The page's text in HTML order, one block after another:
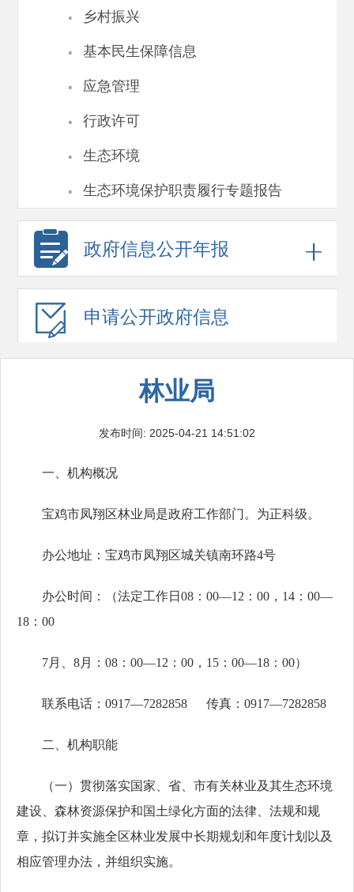
· 乡村振兴
· 基本民生保障信息
· 应急管理
· 行政许可
· 生态环境
· 生态环境保护职责履行专题报告
政府信息公开年报
申请公开政府信息
林业局
发布时间: 2025-04-21 14:51:02
一、机构概况
宝鸡市凤翔区林业局是政府工作部门。为正科级。
办公地址：宝鸡市凤翔区城关镇南环路4号
办公时间：（法定工作日08：00—12：00，14：00—
18：00
7月、8月：08：00—12：00，15：00—18：00）
联系电话：0917—7282858 传真：0917—7282858
二、机构职能
（一）贯彻落实国家、省、市有关林业及其生态环境
建设、森林资源保护和国土绿化方面的法律、法规和规
章，拟订并实施全区林业发展中长期规划和年度计划以及
相应管理办法，并组织实施。